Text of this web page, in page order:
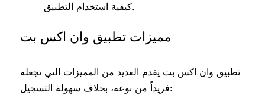
كيفية استخدام التطبيق.
مميزات تطبيق وان اكس بت
تطبيق وان اكس بت يقدم العديد من المميزات التي تجعله
فريداً من نوعه، بخلاف سهولة التسجيل: